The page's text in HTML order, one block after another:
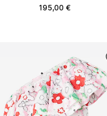
195,00 €